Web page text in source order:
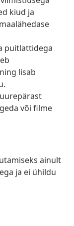
kiud ja
puitlattidega
lisab
või filme
ainult
ja ei ühildu